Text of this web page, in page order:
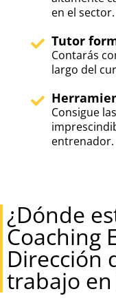
en el sector.
Tutor
Contarás
largo del
Consigue
entrenador.
¿Dónde
Coaching
Dirección
trabajo en